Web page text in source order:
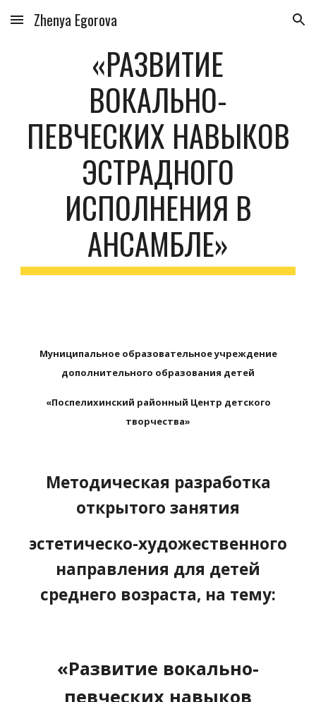
Skip to main content Skip to navigation
Zhenya Egorova
«РАЗВИТИЕ
ВОКАЛЬНО-
ПЕВЧЕСКИХ НАВЫКОВ
ЭСТРАДНОГО
ИСПОЛНЕНИЯ В
АНСАМБЛЕ»
Муниципальное образовательное учреждение
дополнительного образования детей
«Поспелихинский районный Центр детского
творчества»
Методическая разработка
открытого занятия
эстетическо-художественного
направления для детей
среднего возраста, на тему:
«Развитие вокально-
певческих навыков